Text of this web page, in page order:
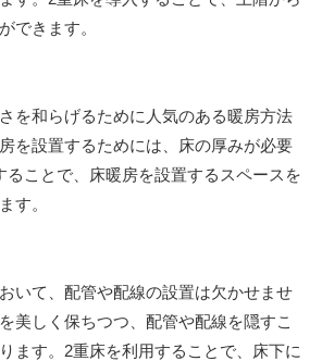
できます。
を和らげるために人気のある暖房方法
を設置するためには、床の厚みが必要
ることで、床暖房を設置するスペースを
す。
いて、配管や配線の設置は欠かせませ
美しく保ちつつ、配管や配線を隠すこ
ます。2重床を利用することで、床下に